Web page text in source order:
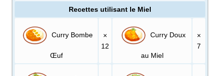
Recettes utilisant le Miel
Curry Bombe
Œuf
×
12
Curry Doux
au Miel
×
7